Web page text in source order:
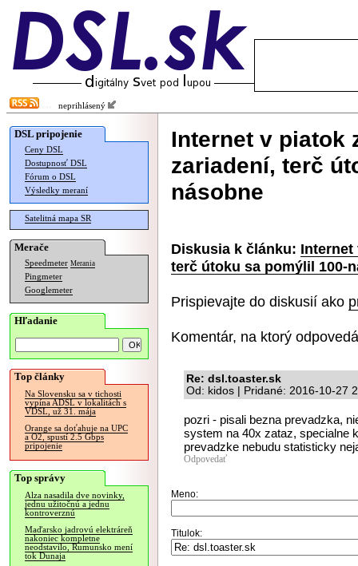
neprihlásený
DSL pripojenie
Ceny DSL
Dostupnosť DSL
Fórum o DSL
Výsledky meraní
Satelitná mapa SR
Merače
Speedmeter Merania
Pingmeter
Googlemeter
Hľadanie
Top články
Na Slovensku sa v tichosti
vypína ADSL v lokalitách s
VDSL, už 31. mája
Orange sa doťahuje na UPC
a O2, spustí 2.5 Gbps
pripojenie
Top správy
Alza nasadila dve novinky,
jednu užitočnú a jednu
kontroverznú
Maďarsko jadrovú elektráreň
nakoniec kompletne
neodstavilo, Rumunsko mení
tok Dunaja
Internet v piatok
zariadení, terč
násobne
Diskusia k článku: Internet
terč útoku sa pomýlil 100-
Prispievajte do diskusií ako
Komentár, na ktorý
Re: dsl.toaster.sk
Od: kidos | Pridané: 2016-10-27
pozri - pisali bezna prevadzka,
system na 40x zataz, specialne
prevadzke nebudu statisticky
Odpovedať
Meno:
Titulok: